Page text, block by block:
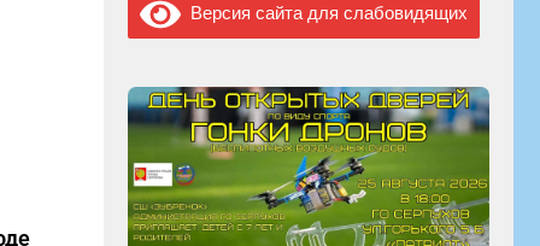
Версия сайта для слабовидящих